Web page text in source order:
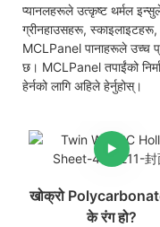
प्यानलहरूले उत्कृष्ट थर्मल
ग्रीनहाउसहरू, स्काइलाइटहरू,
MCLPanel पानाहरूले उच्च
छ। MCLPanel तपाईंको
हेर्नको लागि अहिले हेर्नुहोस्।
खोक्रो
के रंग हो?